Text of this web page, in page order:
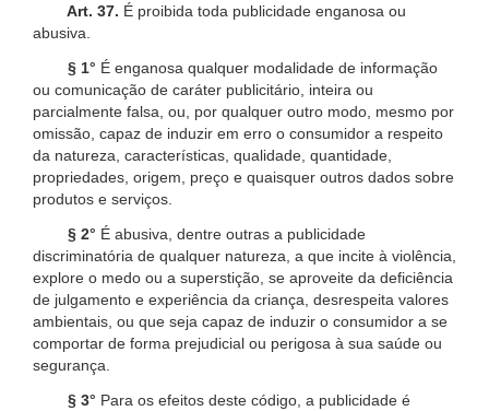
Art. 37. É proibida toda publicidade enganosa ou
abusiva.
§ 1° É enganosa qualquer modalidade de informação
ou comunicação de caráter publicitário, inteira ou
parcialmente falsa, ou, por qualquer outro modo, mesmo por
omissão, capaz de induzir em erro o consumidor a respeito
da natureza, características, qualidade, quantidade,
propriedades, origem, preço e quaisquer outros dados sobre
produtos e serviços.
§ 2° É abusiva, dentre outras a publicidade
discriminatória de qualquer natureza, a que incite à violência,
explore o medo ou a superstição, se aproveite da deficiência
de julgamento e experiência da criança, desrespeita valores
ambientais, ou que seja capaz de induzir o consumidor a se
comportar de forma prejudicial ou perigosa à sua saúde ou
segurança.
§ 3° Para os efeitos deste código, a publicidade é